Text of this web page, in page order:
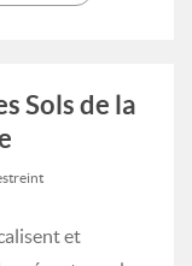
Sols de la
et